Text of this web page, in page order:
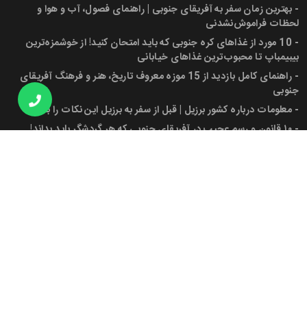
- بهترین زمان سفر به آفریقای جنوبی | راهنمای فصول، آب و هوا و
لحظات فراموش‌نشدنی
-
10 مورد از غذاهای کره جنوبی که باید امتحان کنید! از خوشمزه‌ترین
بیبیمباپ تا محبوب‌ترین غذاهای خیابانی
-
راهنمای کامل بازدید از 15 موزه معروف تاریخ، هنر و فرهنگ آفریقای
جنوبی
- معلومات درباره کشور برزیل | قبل از سفر به برزیل این نکات را بدانید!
-۱۰ قانون و رسم عجیب در آفریقای جنوبی که هر گردشگر باید بداند!